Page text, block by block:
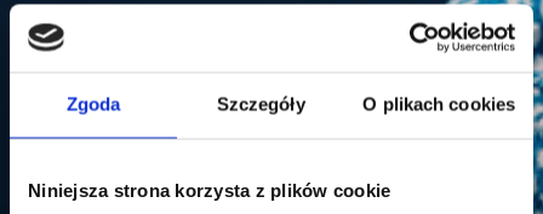
Zgoda Szczegóły O plikach cookies
Niniejsza strona korzysta z plików cookie